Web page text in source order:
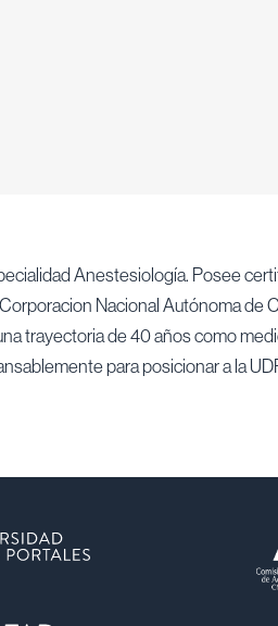
Anestesiología. Posee
Nacional Autónoma de
trayectoria de 40 años como
para posicionar a la